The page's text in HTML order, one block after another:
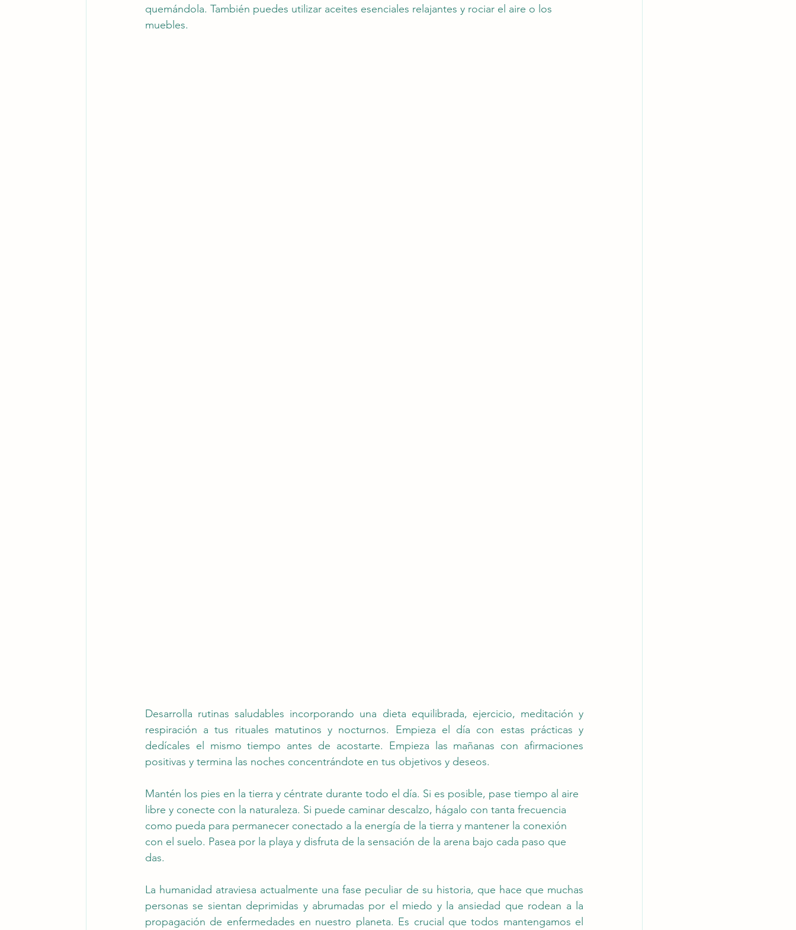
quemándola. También puedes utilizar aceites esenciales relajantes y rociar el aire o los
muebles.
Desarrolla rutinas saludables incorporando una dieta equilibrada, ejercicio, meditación y
respiración a tus rituales matutinos y nocturnos. Empieza el día con estas prácticas y
dedícales el mismo tiempo antes de acostarte. Empieza las mañanas con afirmaciones
positivas y termina las noches concentrándote en tus objetivos y deseos.
Mantén los pies en la tierra y céntrate durante todo el día. Si es posible, pase tiempo al aire
libre y conecte con la naturaleza. Si puede caminar descalzo, hágalo con tanta frecuencia
como pueda para permanecer conectado a la energía de la tierra y mantener la conexión
con el suelo. Pasea por la playa y disfruta de la sensación de la arena bajo cada paso que
das.
La humanidad atraviesa actualmente una fase peculiar de su historia, que hace que muchas
personas se sientan deprimidas y abrumadas por el miedo y la ansiedad que rodean a la
propagación de enfermedades en nuestro planeta. Es crucial que todos mantengamos el